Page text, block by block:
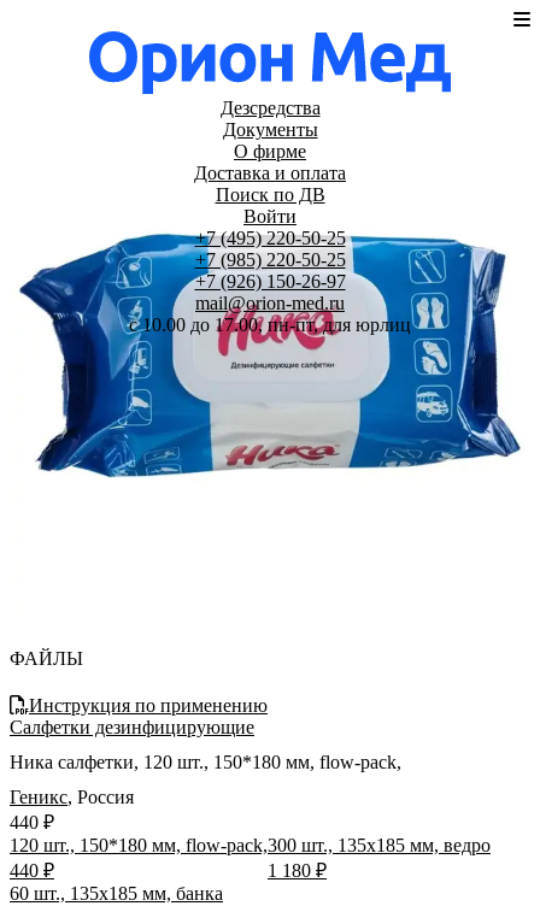
Дезсредства
Документы
О фирме
Доставка и оплата
Поиск по ДВ
Войти
+7 (495) 220-50-25
+7 (985) 220-50-25
+7 (926) 150-26-97
mail@orion-med.ru
c 10.00 до 17.00, пн-пт, для юрлиц
ФАЙЛЫ
Инструкция по применению
Салфетки дезинфицирующие
Ника салфетки, 120 шт., 150*180 мм, flow-pack,
Геникс, Россия
120 шт., 150*180 мм, flow-pack,
440 ₽
300 шт., 135х185 мм, ведро
1 180 ₽
60 шт., 135х185 мм, банка
440 ₽